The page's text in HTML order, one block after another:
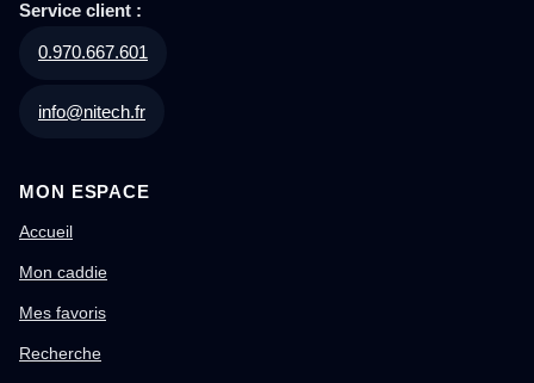
Service client :
0.970.667.601
info@nitech.fr
MON ESPACE
Accueil
Mon caddie
Mes favoris
Recherche